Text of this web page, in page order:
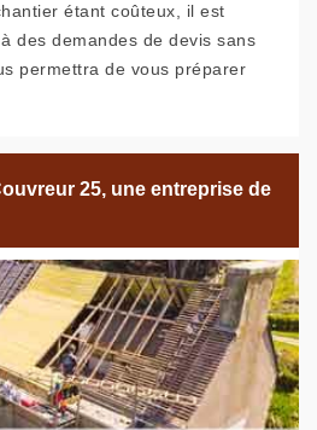
étant coûteux, il est
des demandes de devis sans
permettra de vous préparer
25, une entreprise de